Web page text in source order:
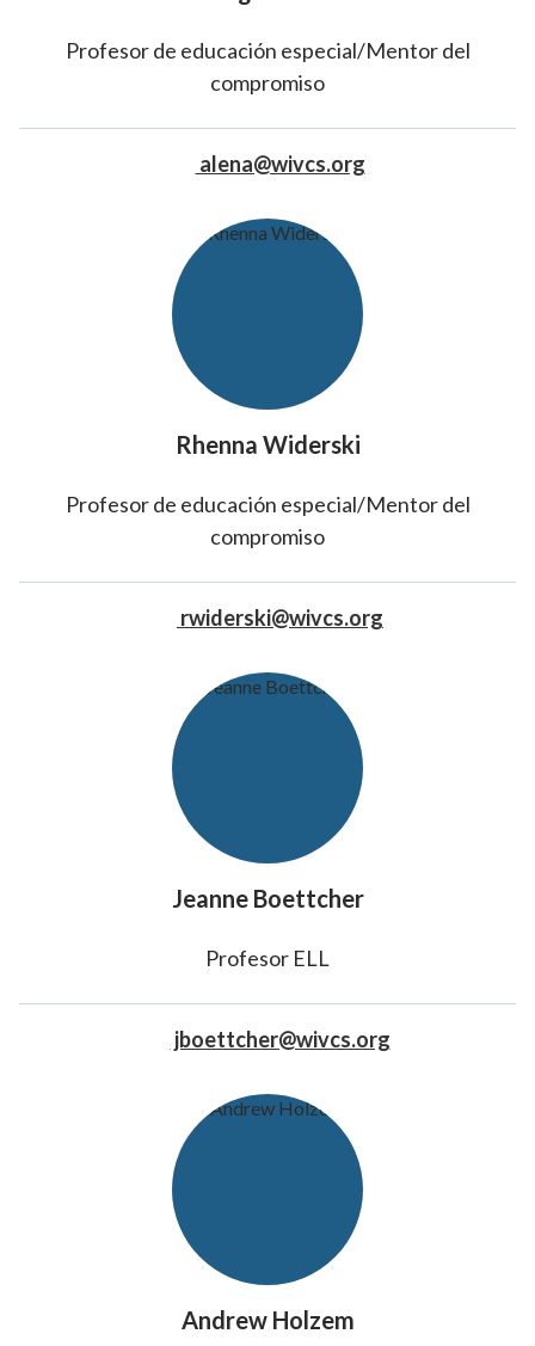
Profesor de educación especial/Mentor del
compromiso
alena@wivcs.org
Rhenna Widerski
Profesor de educación especial/Mentor del
compromiso
rwiderski@wivcs.org
Jeanne Boettcher
Profesor ELL
jboettcher@wivcs.org
Andrew Holzem